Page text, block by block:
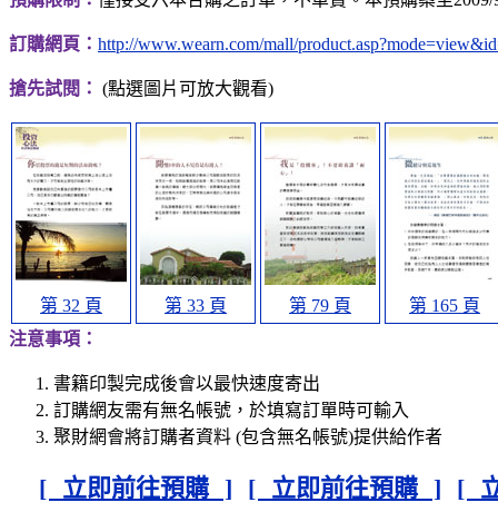
訂購網頁： http://www.wearn.com/mall/
搶先試閱： (點選圖片可放大觀看)
第 32 頁 第 33 頁 第 79 頁
第 165 頁
注意事項：
書籍印製完成後會以最快速度寄出
訂購網友需有無名帳號，於填寫訂單時可輸入
聚財網會將訂購者資料 (包含無名帳號)提供給作者
[ 立即前往預購 ] [ 立即前往預購 ] [